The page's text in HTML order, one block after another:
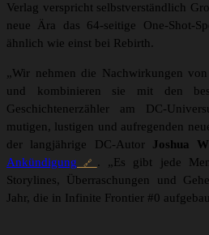
Verlag verspricht selbstverständlich
neue Ära das 64-seitige One-Shot-
ähnlich wie einst bei Rebirth.
„Wir nehmen die Nachwirkungen von
und kombinieren sie mit den
Geschichtenerzähler am DC-
mutigen, lustigen und aufregenden
der langjährige DC-Autor
Joshua
Ankündigung
. „Es gibt jede
Storylines, Überraschungen und
Jahr, die in Infinite Frontier #0